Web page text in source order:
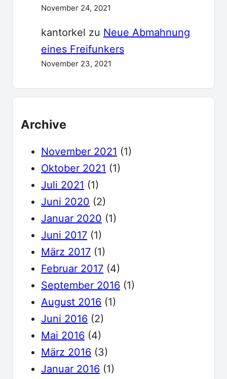
November 24, 2021
kantorkel zu Neue Abmahnung
eines Freifunkers
November 23, 2021
Archive
November 2021 (1)
Oktober 2021 (1)
Juli 2021 (1)
Juni 2020 (2)
Januar 2020 (1)
Juni 2017 (1)
März 2017 (1)
Februar 2017 (4)
September 2016 (1)
August 2016 (1)
Juni 2016 (2)
Mai 2016 (4)
März 2016 (3)
Januar 2016 (1)